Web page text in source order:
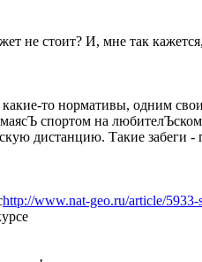
не стоит? И, мне так
какие-то нормативы, одним
спортом на
дистанцию. Такие забеги
http://www.nat-geo.ru/article/